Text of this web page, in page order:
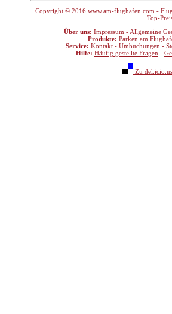
Copyright © 2016 www.am-flughafen.com -
Top-
Über uns: Impressum - Allgemeine
Produkte: Parken am
Service: Kontakt - Umbuchungen -
Hilfe: Häufig gestellte Fragen -
Zu